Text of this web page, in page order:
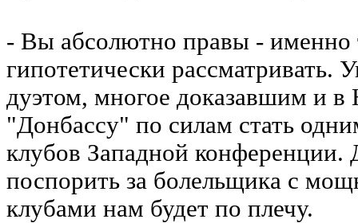
- Вы абсолютно правы - именно
гипотетически рассматривать.
дуэтом, многое доказавшим и
"Донбассу" по силам стать
клубов Западной конференции.
поспорить за болельщика с
клубами нам будет по плечу.